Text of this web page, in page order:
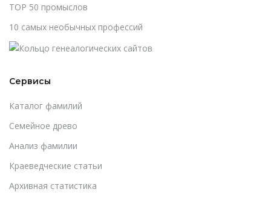
TOP 50 промыслов
10 самых необычных профессий
Сервисы
Каталог фамилий
Cемейное древо
Анализ фамилии
Краеведческие статьи
Архивная статистика